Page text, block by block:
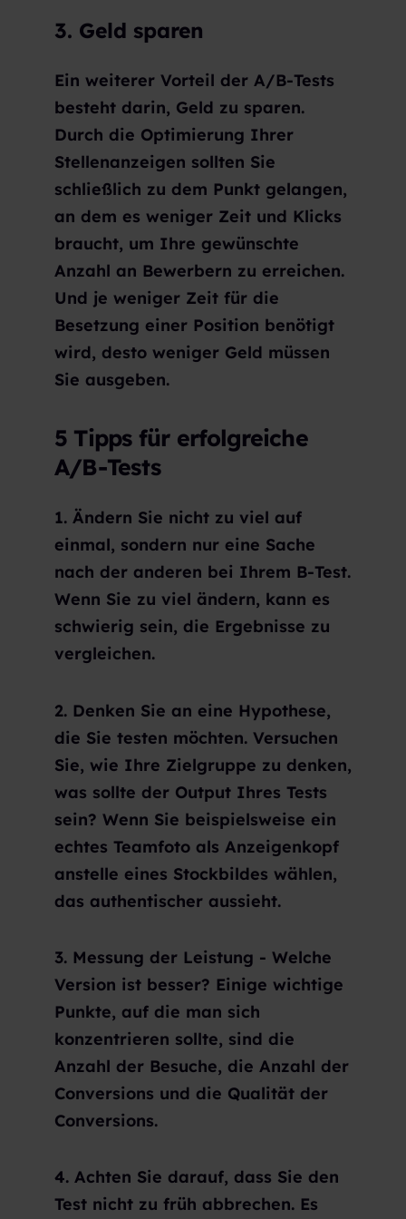
3. Geld sparen
Ein weiterer Vorteil der A/B-Tests
besteht darin, Geld zu sparen.
Durch die Optimierung Ihrer
Stellenanzeigen sollten Sie
schließlich zu dem Punkt gelangen,
an dem es weniger Zeit und Klicks
braucht, um Ihre gewünschte
Anzahl an Bewerbern zu erreichen.
Und je weniger Zeit für die
Besetzung einer Position benötigt
wird, desto weniger Geld müssen
Sie ausgeben.
5 Tipps für erfolgreiche
A/B-Tests
1. Ändern Sie nicht zu viel auf
einmal, sondern nur eine Sache
nach der anderen bei Ihrem B-Test.
Wenn Sie zu viel ändern, kann es
schwierig sein, die Ergebnisse zu
vergleichen.
2. Denken Sie an eine Hypothese,
die Sie testen möchten. Versuchen
Sie, wie Ihre Zielgruppe zu denken,
was sollte der Output Ihres Tests
sein? Wenn Sie beispielsweise ein
echtes Teamfoto als Anzeigenkopf
anstelle eines Stockbildes wählen,
das authentischer aussieht.
3. Messung der Leistung - Welche
Version ist besser? Einige wichtige
Punkte, auf die man sich
konzentrieren sollte, sind die
Anzahl der Besuche, die Anzahl der
Conversions und die Qualität der
Conversions.
4. Achten Sie darauf, dass Sie den
Test nicht zu früh abbrechen. Es